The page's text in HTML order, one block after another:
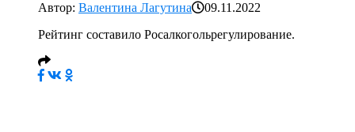
Автор: Валентина Лагутина
09.11.2022
Рейтинг составило Росалкогольрегулирование.